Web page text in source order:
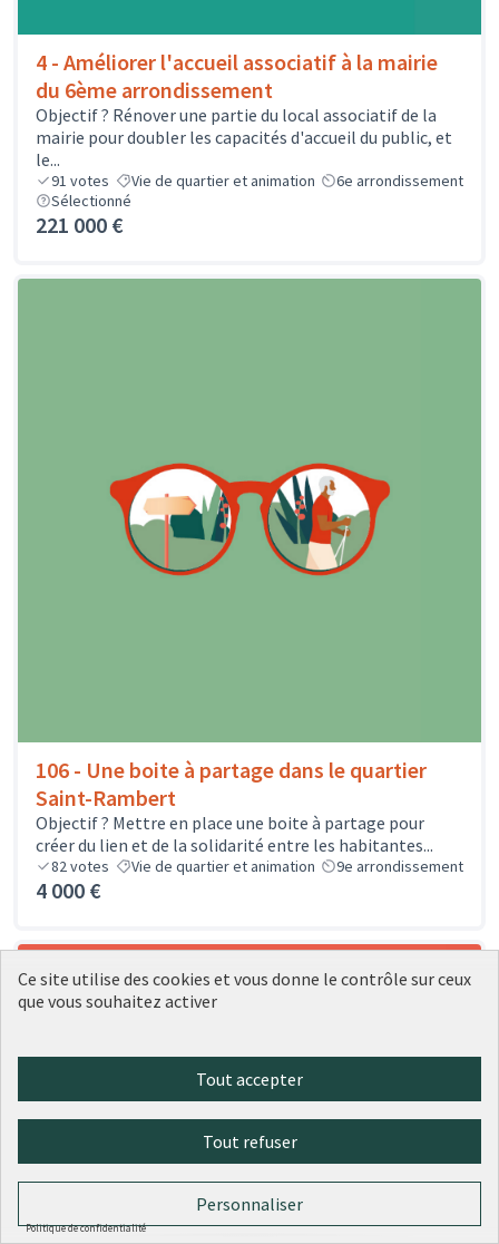
4 - Améliorer l'accueil associatif à la mairie
du 6ème arrondissement
Objectif ? Rénover une partie du local associatif de la
mairie pour doubler les capacités d'accueil du public, et
le...
91 votes Vie de quartier et animation
6e arrondissement
Sélectionné
221 000 €
106 - Une boite à partage dans le quartier
Saint-Rambert
Objectif ? Mettre en place une boite à partage pour
créer du lien et de la solidarité entre les habitantes...
82votes Vie de quartier et animation 9e arrondissement
4 000 €
Ce site utilise des cookies et vous donne le contrôle sur ceux
que vous souhaitez activer
Tout accepter
Tout refuser
Personnaliser
Politique de confidentialité